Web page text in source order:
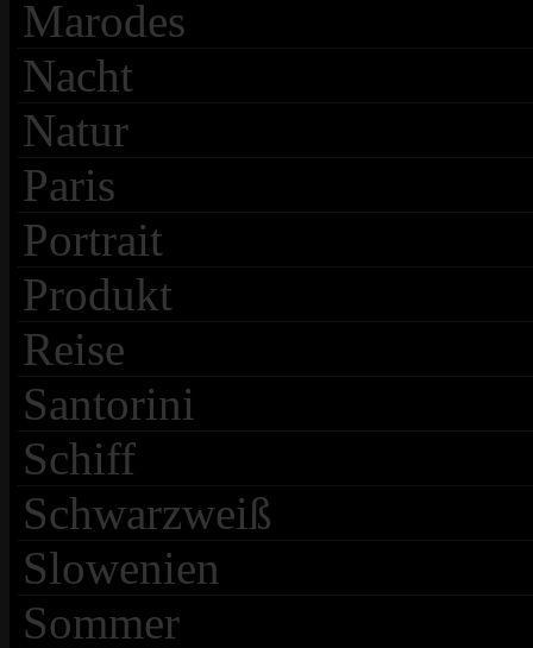
Marodes
Nacht
Natur
Paris
Portrait
Produkt
Reise
Santorini
Schiff
Schwarzweiß
Slowenien
Sommer